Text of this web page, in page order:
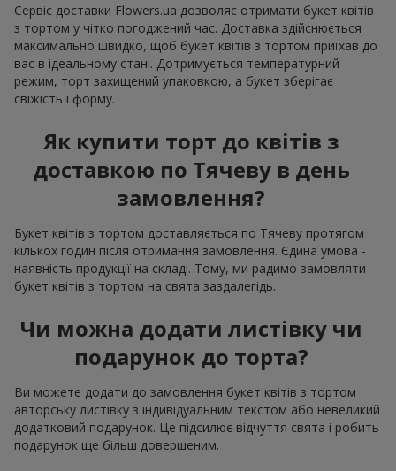
Сервіс доставки Flowers.ua дозволяє отримати букет квітів
з тортом у чітко погоджений час. Доставка здійснюється
максимально швидко, щоб букет квітів з тортом приїхав до
вас в ідеальному стані. Дотримується температурний
режим, торт захищений упаковкою, а букет зберігає
свіжість і форму.
Як купити торт до квітів з
доставкою по Тячеву в день
замовлення?
Букет квітів з тортом доставляється по Тячеву протягом
кількох годин після отримання замовлення. Єдина умова -
наявність продукції на складі. Тому, ми радимо замовляти
букет квітів з тортом на свята заздалегідь.
Чи можна додати листівку чи
подарунок до торта?
Ви можете додати до замовлення букет квітів з тортом
авторську листівку з індивідуальним текстом або невеликий
додатковий подарунок. Це підсилює відчуття свята і робить
подарунок ще більш довершеним.